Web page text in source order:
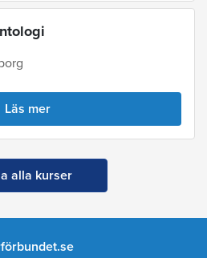
Läs mer
alla kurser